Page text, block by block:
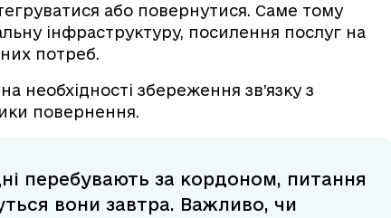
або повернутися. Саме тому
інфраструктуру, посилення послуг на
потреб.
необхідності збереження зв’язку з
повернення.
перебувають за кордоном, питання
вони завтра. Важливо, чи